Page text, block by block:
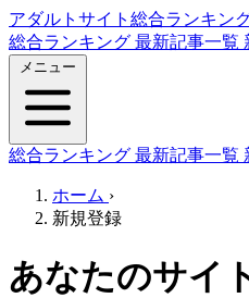
アダルトサイト総合ランキン
総合ランキング 最新記事一覧
メニュー
総合ランキング 最新記事一覧
ホーム ›
新規登録
あなたのサイ